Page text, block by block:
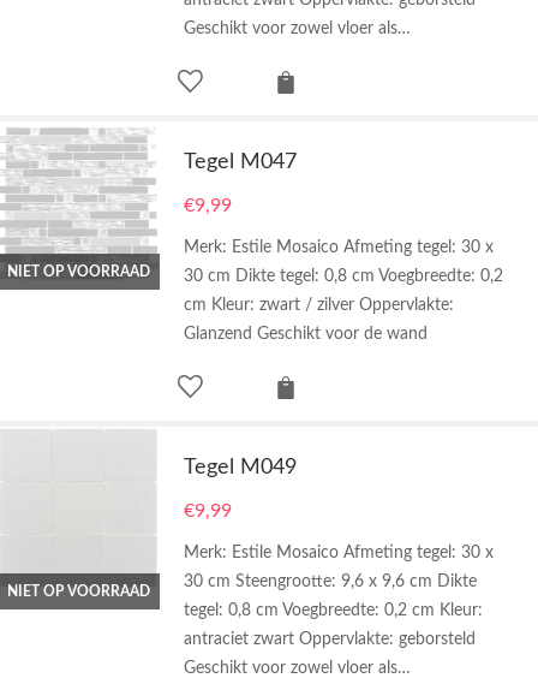
Geschikt voor zowel vloer als…
NIET OP VOORRAAD
Tegel M047
€9,99
Merk: Estile Mosaico Afmeting tegel: 30 x
30 cm Dikte tegel: 0,8 cm Voegbreedte: 0,2
cm Kleur: zwart / zilver Oppervlakte:
Glanzend Geschikt voor de wand
NIET OP VOORRAAD
Tegel M049
€9,99
Merk: Estile Mosaico Afmeting tegel: 30 x
30 cm Steengrootte: 9,6 x 9,6 cm Dikte
tegel: 0,8 cm Voegbreedte: 0,2 cm Kleur:
antraciet zwart Oppervlakte: geborsteld
Geschikt voor zowel vloer als…